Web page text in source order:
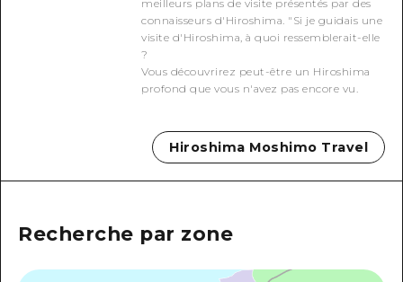
Guide bénévole
Vidéo d'Hiroshima
Téléchargement de Photos
meilleurs plans de visite présentés par des
connaisseurs d'Hiroshima. "Si je guidais une
visite d'Hiroshima, à quoi ressemblerait-elle
?
Vous découvrirez peut-être un Hiroshima
profond que vous n'avez pas encore vu.
Hiroshima Moshimo Travel
Recherche par zone